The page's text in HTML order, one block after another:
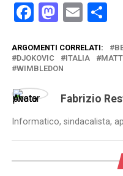
Facebook
Email
ARGOMENTI CORRELATI:
DJOKOVIC
ITALIA
WIMBLEDON
Fabrizio
Informatico, sindacalista,